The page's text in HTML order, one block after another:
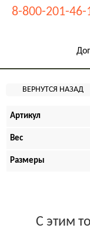
8-800-201-46-
Артикул
Вес
Размеры
С этим